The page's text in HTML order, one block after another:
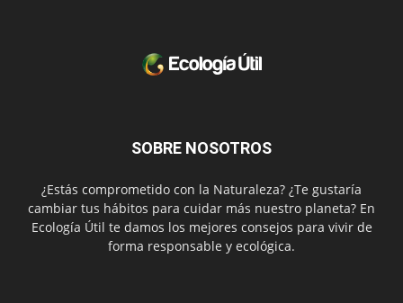
SOBRE NOSOTROS
¿Estás comprometido con la Naturaleza? ¿Te gustaría
cambiar tus hábitos para cuidar más nuestro planeta? En
Ecología Útil te damos los mejores consejos para vivir de
forma responsable y ecológica.